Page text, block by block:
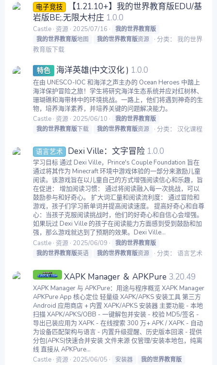
电子竞技
【1.21.10+】我的世界教育版EDU/基
岩版BE;.无限大村庄 1.0.0
Castle 资源 2025/07/16
我的世界教育版
我的世界教育版地图 我的世界教育版资源 分类： 我的世界
教育版下载
特色 海洋英雄(中文汉化 ) 1.0.0
在由 UNESCO-IOC 和海洋之声主办的 Ocean Heroes 中踏上
海洋保护冒险之旅！学生将研究海洋生态系统并应对红树林、
珊瑚礁和海带林中的环境挑战。一路上，他们将遇到神奇的生
物，培养海洋素养，并培养关键的问题解决能力。
Castle 资源 2025/06/10
我的世界教育版
我的世界教育版下载 我的世界教育版资源 分类： 汉化课程
语言艺术 Dexi Ville：文字冒险 1.0.0
学习目标 通过 Dexi Ville，Prince's Couple Foundation 旨在
通过将其作为 Minecraft 环境中游戏体验的一部分来激励儿童
阅读。该游戏旨在以儿童自己的方式增强阅读信心和乐趣，旨
在促进： 增加阅读习惯： 通过将阅读融入每一次挑战，可以
鼓励参与和好奇心。 扩大词汇量和阅读流利度： 通过冒险和
游戏，孩子们学习新单词并提高阅读速度。 提高好奇心和自尊
心：当孩子克服阅读挑战时，他们的好奇心和自信心会增强。
如果玩过 Dexi Ville 的孩子在阅读能力方面感到受到鼓励和加
强，那么游戏就达到了预期的效果。Dexi Ville...
Castle 资源 2025/06/09
我的世界教育版
我的世界教育版英语 我的世界教育版资源 分类： 语言艺术
XAPK Manager ＆ APKPure 3.20.49
XAPK Manager 与 APKPure：用途与程序概览 XAPK Manager
APKPure App 核心定位 轻量级 XAPK/APKS 安装工具 第三方
Android 应用商店 + 内置 XAPK/APKS 安装器 主要功能 - 本地
扫描 XAPK/APKS/OBB - 一键解包并安装 - 校验 MD5/签名 -
导出已装应用为 XAPK - 在线搜索 300 万+ APK / XAPK - 自动
为设备匹配架构与语言 - 内置升级提醒、历史版本回滚 - 提供
分包(APKS)快速合并安装 文件来源 仅管理/安装本地包，纯离
线 直接从 APKPure...
Castle 资源 2025/06/05 安装器
我的世界教育版